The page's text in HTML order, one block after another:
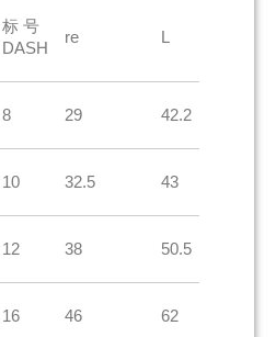
标 号
DASH
re L
8 29 42.2
10 32.5 43
12 38 50.5
16 46 62